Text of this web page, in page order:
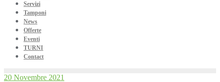
Servizi
Tamponi
News
Offerte
Eventi
TURNI
Contact
20 Novembre 2021